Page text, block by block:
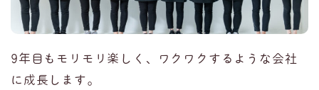
9年目もモリモリ楽しく、ワクワクするような会社
に成長します。